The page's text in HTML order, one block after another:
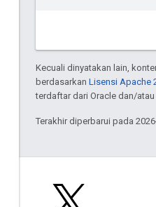
Kecuali dinyatakan lain,
berdasarkan Lisensi Apache
terdaftar dari Oracle dan/atau
Terakhir diperbarui pada